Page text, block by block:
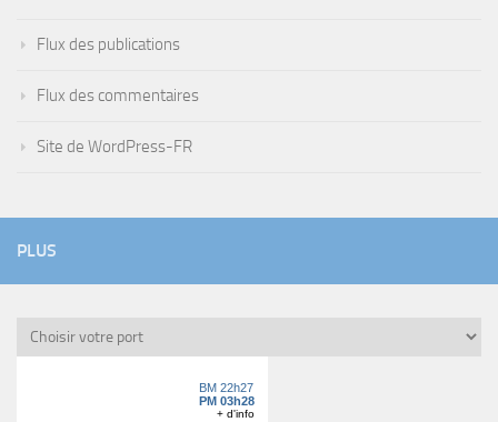
Flux des publications
Flux des commentaires
Site de WordPress-FR
PLUS